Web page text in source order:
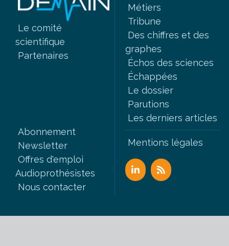
Le comité
scientifique
Partenaires
Métiers
Tribune
Des chiffres et des
graphes
Échos des sciences
Échappées
Le dossier
Parutions
Les derniers articles
Abonnement
Newsletter
Offres d'emploi
Audioprothésistes
Nous contacter
Mentions légales